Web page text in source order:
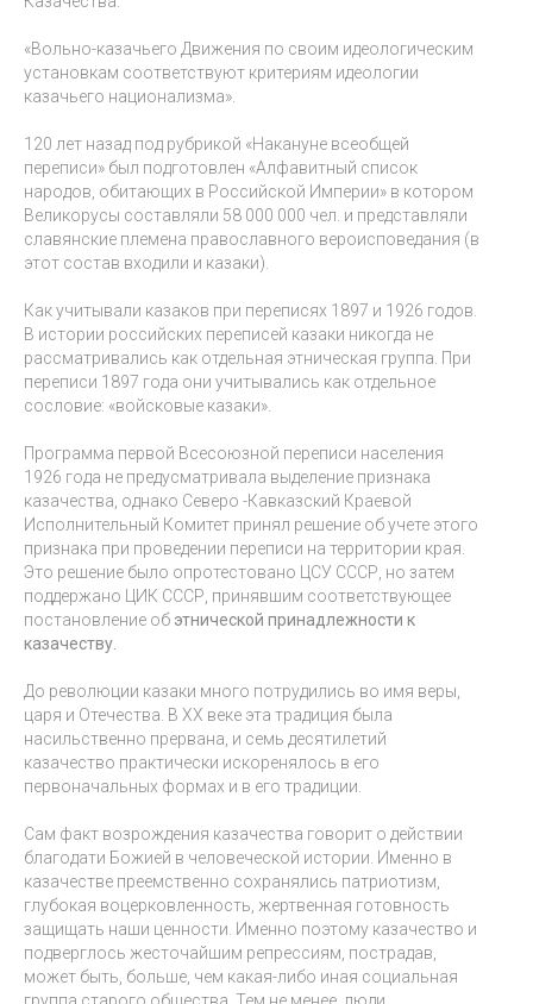
«Вольно-казачьего Движения по своим идеологическим
установкам соответствуют критериям идеологии
казачьего национализма».
120 лет назад под рубрикой «Накануне всеобщей
переписи» был подготовлен «Алфавитный список
народов, обитающих в Российской Империи» в котором
Великорусы составляли 58 000 000 чел. и представляли
славянские племена православного вероисповедания (в
этот состав входили и казаки).
Как учитывали казаков при переписях 1897 и 1926 годов.
В истории российских переписей казаки никогда не
рассматривались как отдельная этническая группа. При
переписи 1897 года они учитывались как отдельное
сословие: «войсковые казаки».
Программа первой Всесоюзной переписи населения
1926 года не предусматривала выделение признака
казачества, однако Северо -Кавказский Краевой
Исполнительный Комитет принял решение об учете этого
признака при проведении переписи на территории края.
Это решение было опротестовано ЦСУ СССР, но затем
поддержано ЦИК СССР, принявшим соответствующее
постановление об этнической принадлежности к
казачеству.
До революции казаки много потрудились во имя веры,
царя и Отечества. В ХХ веке эта традиция была
насильственно прервана, и семь десятилетий
казачество практически искоренялось в его
первоначальных формах и в его традиции.
Сам факт возрождения казачества говорит о действии
благодати Божией в человеческой истории. Именно в
казачестве преемственно сохранялись патриотизм,
глубокая воцерковленность, жертвенная готовность
защищать наши ценности. Именно поэтому казачество и
подверглось жесточайшим репрессиям, пострадав,
может быть, больше, чем какая-либо иная социальная
группа старого общества. Тем не менее, люди,